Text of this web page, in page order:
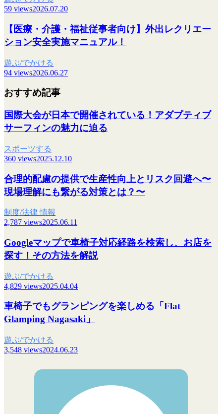
59 views2026.07.20
【医療・介護・福祉従事者向け】外出レクリエー
ション安全実施マニュアル！
遊ぶ/でかける
94 views2026.06.27
おすすめ記事
国際大会が日本で開催されている！アダプティブ
サーフィンの魅力に迫る
スポーツする
360 views2025.12.10
合理的配慮の提供で生産性向上とリスク回避へ〜
現場理解にも繋がる対策とは？〜
制度/法律 情報
2,787 views2025.06.11
Googleマップで車椅子対応経路を検索し、お店を
探す！その方法を解説
遊ぶ/でかける
4,829 views2025.04.04
車椅子でもグランピングを楽しめる「Flat
Glamping Nagasaki」
遊ぶ/でかける
3,548 views2024.06.23